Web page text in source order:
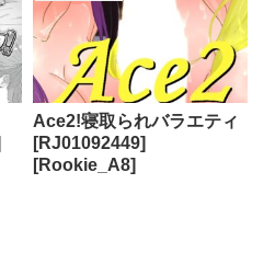
Ace2!寝取られバラエティ
[RJ01092449]
[Rookie_A8]